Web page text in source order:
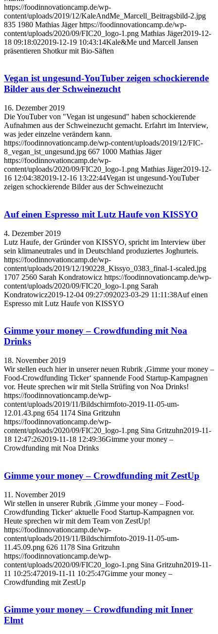
https://foodinnovationcamp.de/wp-
content/uploads/2019/12/KaleAndMe_Marcell_Beitragsbild-2.jpg
835 1980 Mathias Jäger https://foodinnovationcamp.de/wp-
content/uploads/2020/09/FIC20_logo-1.png Mathias Jäger2019-12-
18 09:18:022019-12-19 10:43:14Kale&Me und Marcell Jansen
präsentieren Shotkur mit Bio-Säften
Vegan ist ungesund-YouTuber zeigen schockierende
Bilder aus der Schweinezucht
16. Dezember 2019
Die YouTuber von "Vegan ist ungesund" haben schockierende
Aufnahmen aus der Schweinezucht gemacht. Erfahrt im Interview,
was jeder einzelne verändern kann.
https://foodinnovationcamp.de/wp-content/uploads/2019/12/FIC-
8_vegan_ist_ungesund.jpg 667 1000 Mathias Jäger
https://foodinnovationcamp.de/wp-
content/uploads/2020/09/FIC20_logo-1.png Mathias Jäger2019-12-
16 12:04:382019-12-16 13:22:44Vegan ist ungesund-YouTuber
zeigen schockierende Bilder aus der Schweinezucht
Auf einen Espresso mit Lutz Haufe von KISSYO
4. Dezember 2019
Lutz Haufe, der Gründer von KISSYO, spricht im Interview über
sein klimaneutrales und in Deutschland produziertes Joghurteis.
https://foodinnovationcamp.de/wp-
content/uploads/2019/12/190228_Kissyo_0383_final-1-scaled.jpg
1707 2560 Sarah Kondratowicz https://foodinnovationcamp.de/wp-
content/uploads/2020/09/FIC20_logo-1.png Sarah
Kondratowicz2019-12-04 09:27:092023-03-29 11:11:38Auf einen
Espresso mit Lutz Haufe von KISSYO
Gimme your money – Crowdfunding mit Noa
Drinks
18. November 2019
Wir stellen euch hier in unserer neuen Rubrik ,Gimme your money –
Food-Crowdfunding Ticker‘ spannende Food Startup-Kampagnen
vor. Heute sprechen wir mit Stella Strüfing von Noa Drinks!
https://foodinnovationcamp.de/wp-
content/uploads/2019/11/Bildschirmfoto-2019-11-05-um-
12.01.43.png 654 1174 Sina Gritzuhn
https://foodinnovationcamp.de/wp-
content/uploads/2020/09/FIC20_logo-1.png Sina Gritzuhn2019-11-
18 12:47:262019-11-18 12:49:36Gimme your money –
Crowdfunding mit Noa Drinks
Gimme your money – Crowdfunding mit ZestUp
11. November 2019
Wir stellen in unserer Rubrik ,Gimme your money – Food-
Crowdfunding Ticker‘ aktuelle Food Startup-Kampagnen vor.
Heute sprechen wir mit dem Team von ZestUp!
https://foodinnovationcamp.de/wp-
content/uploads/2019/11/Bildschirmfoto-2019-11-05-um-
11.45.09.png 626 1178 Sina Gritzuhn
https://foodinnovationcamp.de/wp-
content/uploads/2020/09/FIC20_logo-1.png Sina Gritzuhn2019-11-
11 10:25:472019-11-11 10:25:47Gimme your money –
Crowdfunding mit ZestUp
Gimme your money – Crowdfunding mit Inner
Elmt